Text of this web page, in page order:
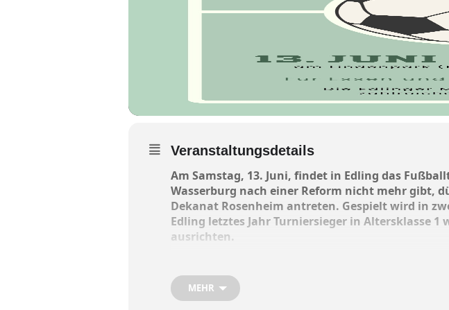
Veranstaltungsdetails
Am Samstag, 13. Juni, findet in Edling das
Wasserburg nach einer Reform nicht mehr gibt,
Dekanat Rosenheim antreten. Gespielt wird in
Edling letztes Jahr Turniersieger in Altersklasse
ausrichten.
angesetzt. Gespielt wird im Edlinger Lindenpark
MEHR